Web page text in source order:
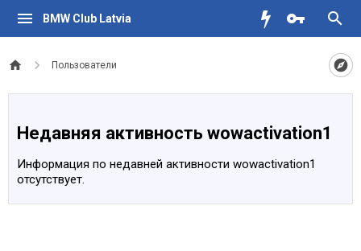
BMW Club Latvia
Пользователи
Недавняя активность wowactivation1
Информация по недавней активности wowactivation1
отсутствует.